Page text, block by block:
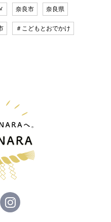
奈良市 奈良県
＃こどもとおでかけ